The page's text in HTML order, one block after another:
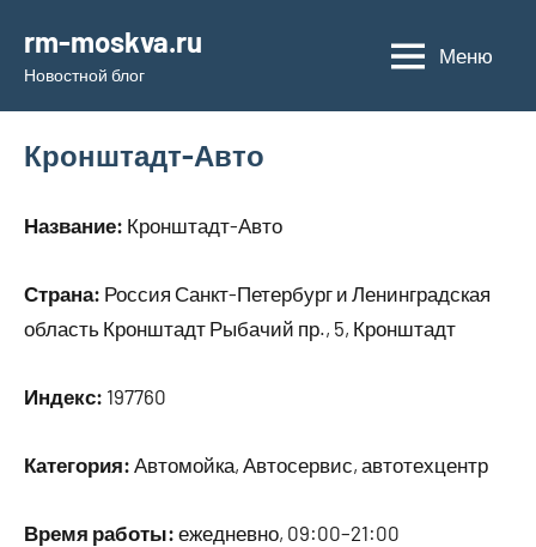
содержимому
rm-moskva.ru
Новостной блог
Меню
Кронштадт-Авто
Название: Кронштадт-Авто
Страна: Россия Санкт-Петербург и Ленинградская
область Кронштадт Рыбачий пр., 5, Кронштадт
Индекс: 197760
Категория: Автомойка, Автосервис, автотехцентр
Время работы: ежедневно, 09:00–21:00